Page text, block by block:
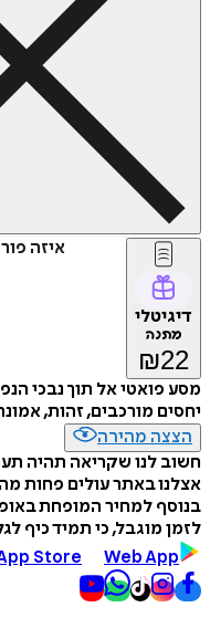
איזה
דיגיטלי
מתנה
₪22
מסע פואטי אל תוך נבכי
יחסים מורכבים, זהות,
הצצה מהירה
חשוב לנו שקריאה תהיה
אצלנו באתר עולים פחות
בנוסף למחיר המופחת
לזמן מוגבל, כי תמיד כיף
Store Web App